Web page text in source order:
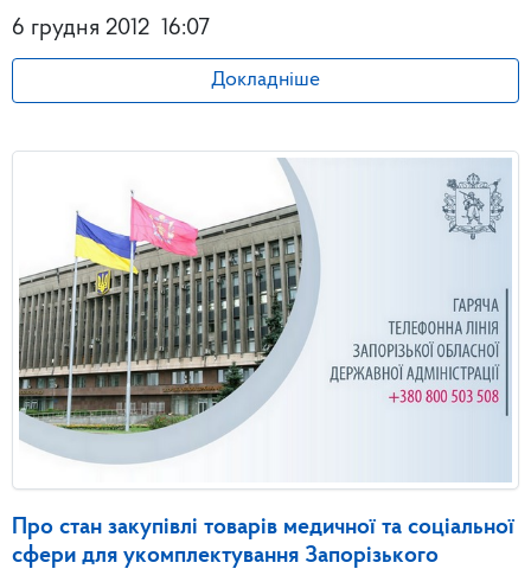
6 грудня 2012 16:07
Докладніше
Про стан закупівлі товарів медичної та соціальної
сфери для укомплектування Запорізького